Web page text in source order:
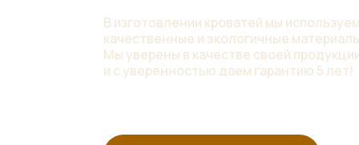
В изготовлении кроватей мы
качественные и экологичные
Мы уверены в качестве своей
и с уверенностью даем гарантию 5 лет!